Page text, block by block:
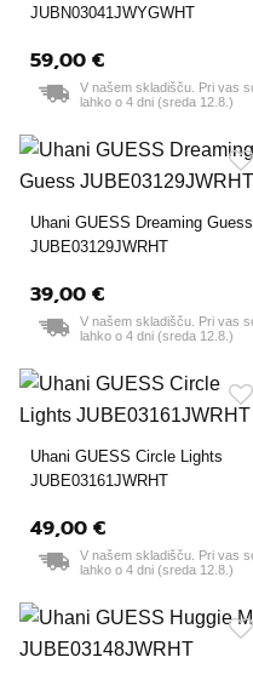
JUBN03041JWYGWHT
59,00 €
V našem skladišču. Pri vas
lahko o 4 dni (sreda 12.8.)
Uhani GUESS Dreaming Guess
JUBE03129JWRHT
39,00 €
V našem skladišču. Pri vas
lahko o 4 dni (sreda 12.8.)
Uhani GUESS Circle Lights
JUBE03161JWRHT
49,00 €
V našem skladišču. Pri vas
lahko o 4 dni (sreda 12.8.)